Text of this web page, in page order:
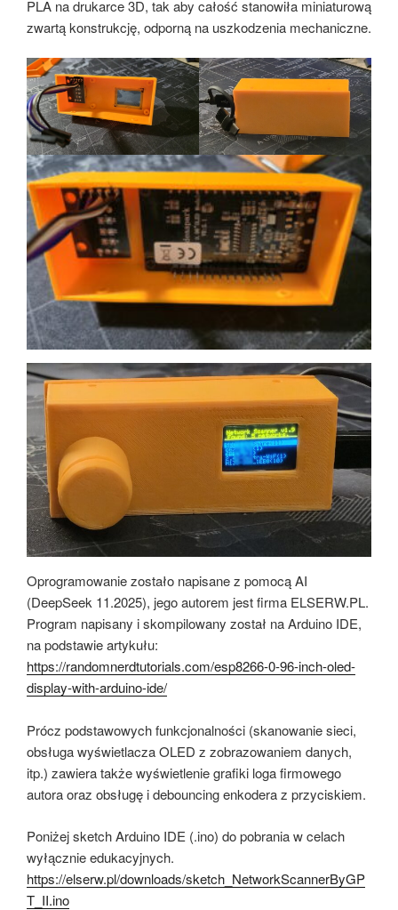
PLA na drukarce 3D, tak aby całość stanowiła miniaturową
zwartą konstrukcję, odporną na uszkodzenia mechaniczne.
Oprogramowanie zostało napisane z pomocą AI
(DeepSeek 11.2025), jego autorem jest firma ELSERW.PL.
Program napisany i skompilowany został na Arduino IDE,
na podstawie artykułu:
https://randomnerdtutorials.com/esp8266-0-96-inch-oled-
display-with-arduino-ide/
Prócz podstawowych funkcjonalności (skanowanie sieci,
obsługa wyświetlacza OLED z zobrazowaniem danych,
itp.) zawiera także wyświetlenie grafiki loga firmowego
autora oraz obsługę i debouncing enkodera z przyciskiem.
Poniżej sketch Arduino IDE (.ino) do pobrania w celach
wyłącznie edukacyjnych.
https://elserw.pl/downloads/sketch_NetworkScannerByGP
T_II.ino